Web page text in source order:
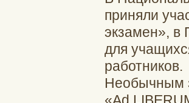
приняли
экзамен», в
для
работников.
Необычным